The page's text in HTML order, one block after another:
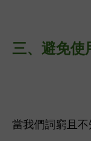
三、 避免使
當我們詞窮且